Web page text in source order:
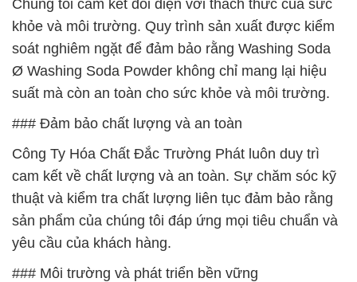
Chúng tôi cam kết đối diện với thách thức của sức
khỏe và môi trường. Quy trình sản xuất được kiểm
soát nghiêm ngặt để đảm bảo rằng Washing Soda
Ø Washing Soda Powder không chỉ mang lại hiệu
suất mà còn an toàn cho sức khỏe và môi trường.
### Đảm bảo chất lượng và an toàn
Công Ty Hóa Chất Đắc Trường Phát luôn duy trì
cam kết về chất lượng và an toàn. Sự chăm sóc kỹ
thuật và kiểm tra chất lượng liên tục đảm bảo rằng
sản phẩm của chúng tôi đáp ứng mọi tiêu chuẩn và
yêu cầu của khách hàng.
### Môi trường và phát triển bền vững